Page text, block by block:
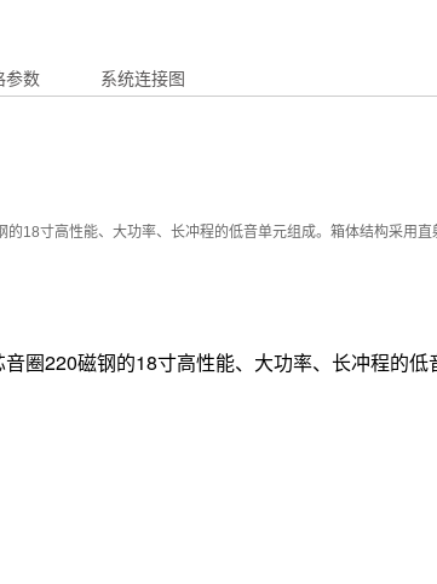
参数 系统连接图
18寸高性能、大功率、长冲程的低音单元组成。箱体结构采用
圈220磁钢的18寸高性能、大功率、长冲程的